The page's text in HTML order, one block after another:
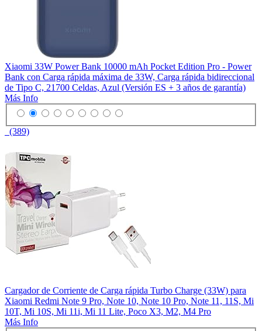
Xiaomi 33W Power Bank 10000 mAh Pocket Edition Pro - Power
Bank con Carga rápida máxima de 33W, Carga rápida bidireccional
de Tipo C, 21700 Celdas, Azul (Versión ES + 3 años de garantía)
Más Info
(389)
Cargador de Corriente de Carga rápida Turbo Charge (33W) para
Xiaomi Redmi Note 9 Pro, Note 10, Note 10 Pro, Note 11, 11S, Mi
10T, Mi 10S, Mi 11i, Mi 11 Lite, Poco X3, M2, M4 Pro
Más Info